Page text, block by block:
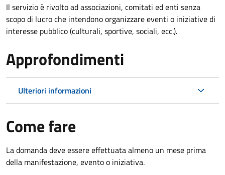
Il servizio è rivolto ad associazioni, comitati ed enti senza
scopo di lucro che intendono organizzare eventi o iniziative di
interesse pubblico (culturali, sportive, sociali, ecc.).
Approfondimenti
Ulteriori informazioni
Come fare
La domanda deve essere effettuata almeno un mese prima
della manifestazione, evento o iniziativa.